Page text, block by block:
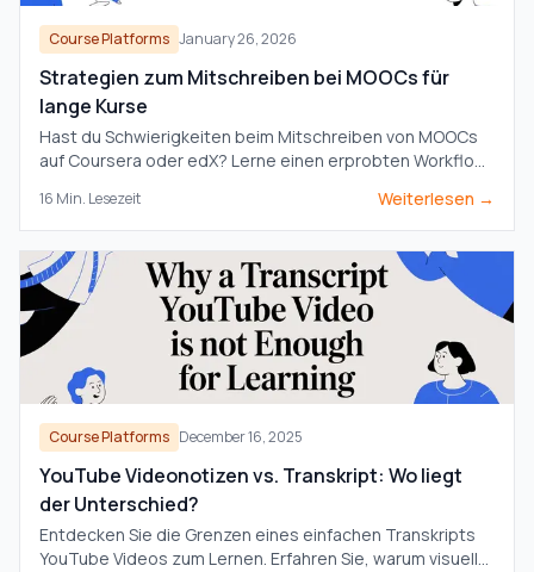
Course Platforms January 26, 2026
Strategien zum Mitschreiben bei MOOCs für
lange Kurse
Hast du Schwierigkeiten beim Mitschreiben von MOOCs
auf Coursera oder edX? Lerne einen erprobten Workflow
behalten und anzuwenden, ohne auszubrennen.
16 Min. Lesezeit Weiterlesen →
Course Platforms December 16, 2025
YouTube Videonotizen vs. Transkript: Wo liegt
der Unterschied?
Entdecken Sie die Grenzen eines einfachen Transkripts
YouTube Videos zum Lernen. Erfahren Sie, warum visueller